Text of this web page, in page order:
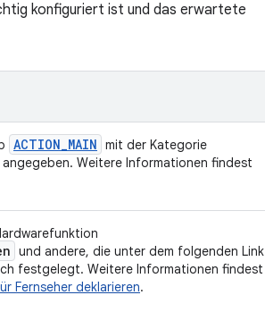
konfiguriert ist und das erwartete
ACTION_MAIN mit der Kategorie
angegeben. Weitere Informationen findest
und andere, die unter dem folgenden Link
festgelegt. Weitere Informationen findest
Fernseher deklarieren.